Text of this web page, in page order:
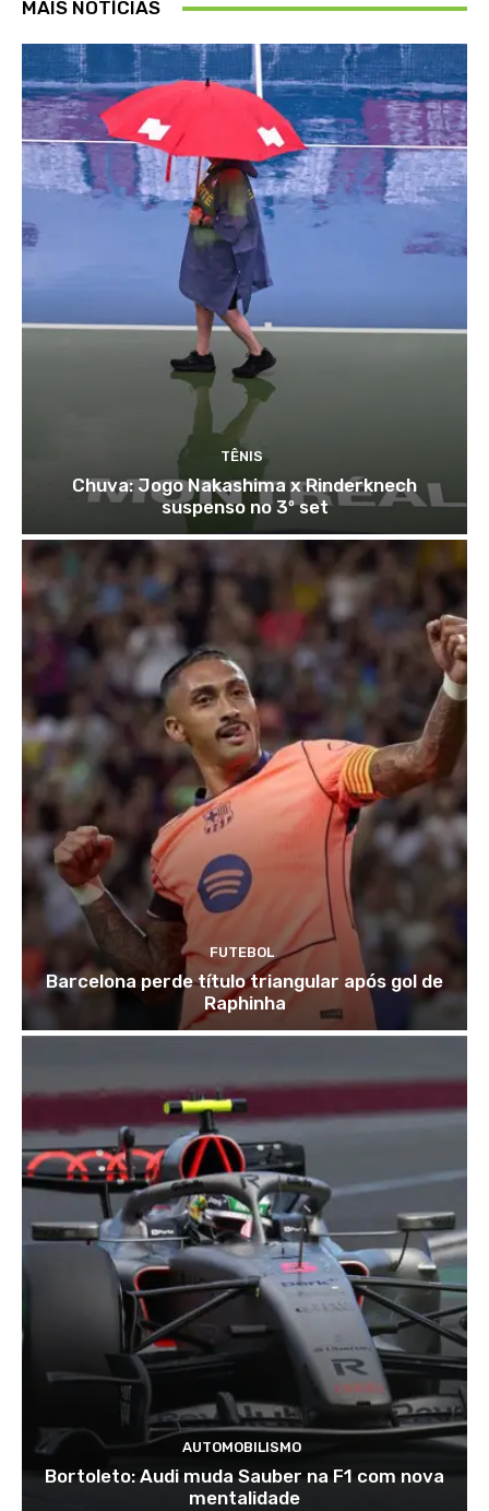
MAIS NOTÍCIAS
TÊNIS
Chuva: Jogo Nakashima x Rinderknech
suspenso no 3º set
FUTEBOL
Barcelona perde título triangular após gol de
Raphinha
AUTOMOBILISMO
Bortoleto: Audi muda Sauber na F1 com nova
mentalidade